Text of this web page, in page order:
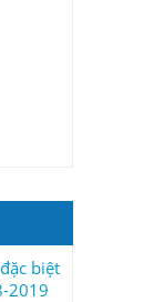
biệt
2019